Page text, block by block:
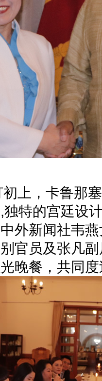
上，卡鲁那
特的宫廷设
外新闻社韦
官员及张凡
晚餐，共同